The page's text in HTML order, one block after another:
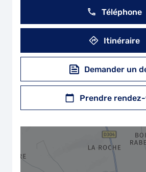
Téléphone
Itinéraire
Demander un
Prendre